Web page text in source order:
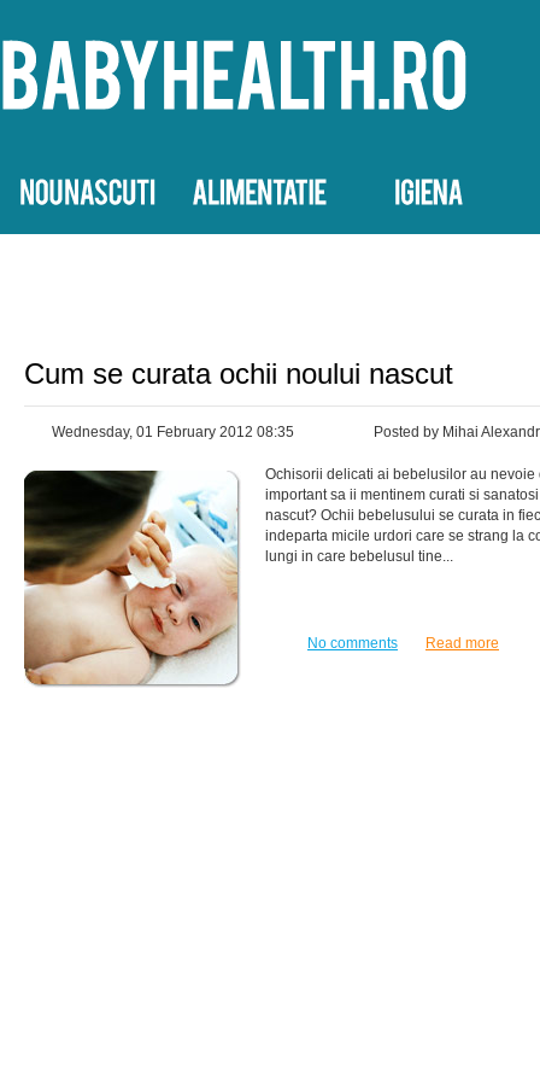
Cum se curata ochii noului nascut
Wednesday, 01 February 2012 08:35 Posted by Mihai
Ochisorii delicati ai bebelusilor au
important sa ii mentinem curati si
nascut? Ochii bebelusului se curata in
indeparta micile urdori care se strang la
lungi in care bebelusul tine...
No comments Read more